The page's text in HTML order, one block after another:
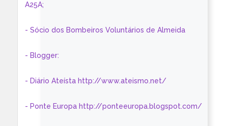
A25A;
- Sócio dos Bombeiros Voluntários de Almeida
- Blogger:
- Diário Ateísta http://www.ateismo.net/
- Ponte Europa http://ponteeuropa.blogspot.com/